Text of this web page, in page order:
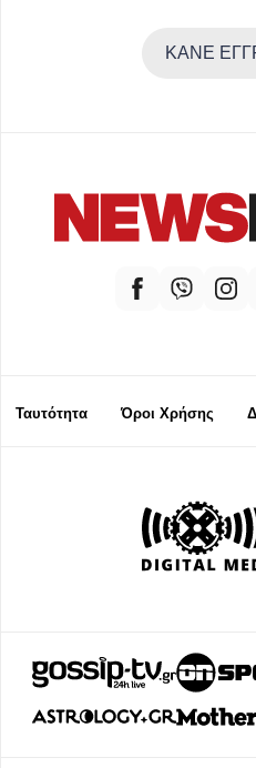
ΚΑΝΕ
Ταυτότητα Όροι Χρήσης